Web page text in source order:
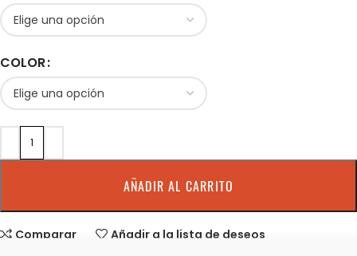
COLOR
AÑADIR AL CARRITO
Comparar Añadir a la lista de deseos